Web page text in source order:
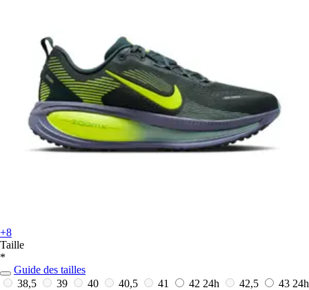
+8
Taille
*
Guide des tailles
38,5
39 40 40,5 41 42 24h 42,5 43 24h